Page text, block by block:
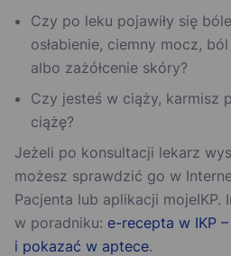
Czy po leku pojawiły się
osłabienie, ciemny mocz,
albo zażółcenie skóry?
Czy jesteś w ciąży, karmisz
ciążę?
Jeżeli po konsultacji lekarz
możesz sprawdzić go w
Pacjenta lub aplikacji mojeIKP.
w poradniku: e-recepta w IKP
i pokazać w aptece.